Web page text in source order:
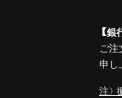
【銀
ご注
申し
注）